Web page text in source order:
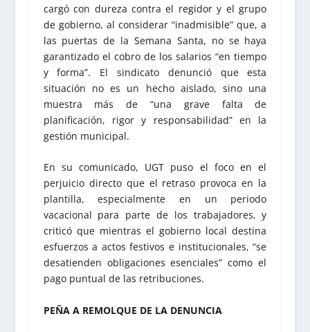
cargó con dureza contra el regidor y el grupo
de gobierno, al considerar “inadmisible” que, a
las puertas de la Semana Santa, no se haya
garantizado el cobro de los salarios “en tiempo
y forma”. El sindicato denunció que esta
situación no es un hecho aislado, sino una
muestra más de “una grave falta de
planificación, rigor y responsabilidad” en la
gestión municipal.
En su comunicado, UGT puso el foco en el
perjuicio directo que el retraso provoca en la
plantilla, especialmente en un periodo
vacacional para parte de los trabajadores, y
criticó que mientras el gobierno local destina
esfuerzos a actos festivos e institucionales, “se
desatienden obligaciones esenciales” como el
pago puntual de las retribuciones.
PEÑA A REMOLQUE DE LA DENUNCIA